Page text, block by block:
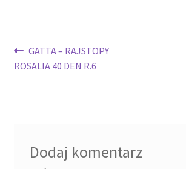
Nawigacja
wpisu
Poprzedni
wpis:
GATTA – RAJSTOPY
ROSALIA 40 DEN R.6
Dodaj komentarz